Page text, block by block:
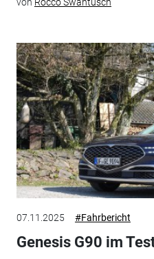
07.11.2025 #Fahrbericht
Genesis G90 im